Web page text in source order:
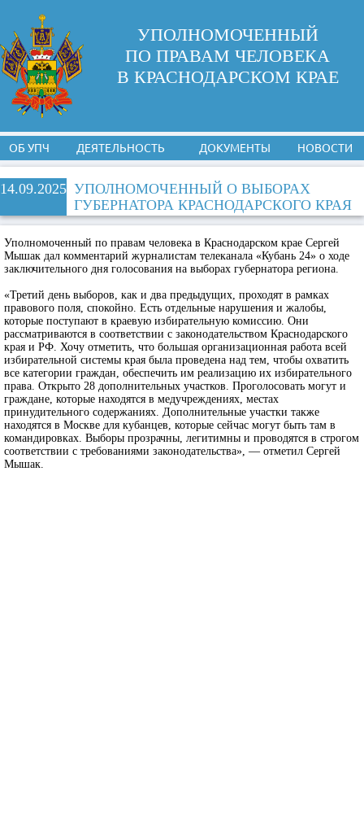
УПОЛНОМОЧЕННЫЙ
ПО ПРАВАМ ЧЕЛОВЕКА
В КРАСНОДАРСКОМ КРАЕ
ОБ УПЧ ДЕЯТЕЛЬНОСТЬ ДОКУМЕНТЫ НОВОСТИ
14.09.2025 УПОЛНОМОЧЕННЫЙ О ВЫБОРАХ
ГУБЕРНАТОРА КРАСНОДАРСКОГО КРАЯ
Уполномоченный по правам человека в Краснодарском крае Сергей
Мышак дал комментарий журналистам телеканала «Кубань 24» о ходе
заключительного дня голосования на выборах губернатора региона.
«Третий день выборов, как и два предыдущих, проходят в рамках
правового поля, спокойно. Есть отдельные нарушения и жалобы,
которые поступают в краевую избирательную комиссию. Они
рассматриваются в соответствии с законодательством Краснодарского
края и РФ. Хочу отметить, что большая организационная работа всей
избирательной системы края была проведена над тем, чтобы охватить
все категории граждан, обеспечить им реализацию их избирательного
права. Открыто 28 дополнительных участков. Проголосовать могут и
граждане, которые находятся в медучреждениях, местах
принудительного содержаниях. Дополнительные участки также
находятся в Москве для кубанцев, которые сейчас могут быть там в
командировках. Выборы прозрачны, легитимны и проводятся в строгом
соответствии с требованиями законодательства», — отметил Сергей
Мышак.